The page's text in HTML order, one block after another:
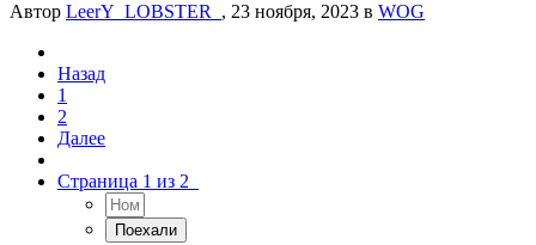
Автор LeerY_LOBSTER_ , 23 ноября, 2023 в WOG
Назад
1
2
Далее
Страница 1 из 2